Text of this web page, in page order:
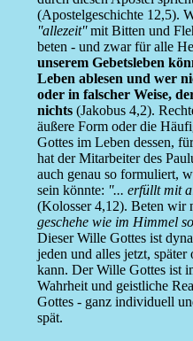
(Apostelgeschichte 12,5).
''allezeit''mit Bitten und
beten - und zwar für alle
unserem Gebetsleben
Leben ablesen und wer
oder in falscher Weise,
nichts(Jakobus 4,2).
äußere Form oder die
Gottes im Leben dessen,
hat der Mitarbeiter des
auch genau so formuliert,
sein könnte: ''... erfüllt mit
(Kolosser 4,12). Beten wir
geschehe wie im Himmel
Dieser Wille Gottes ist
jeden und alles jetzt,
kann. Der Wille Gottes ist
Wahrheit und geistliche
Gottes - ganz individuell
spät.